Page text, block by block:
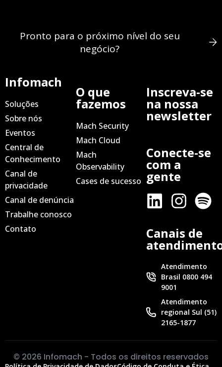
Pronto para o próximo nível do seu
negócio?
Infomach
Soluções
Sobre nós
Eventos
Central de
Conhecimento
Canal de
privacidade
Canal de denúncia
Trabalhe conosco
Contato
O que
fazemos
Mach Security
Mach Cloud
Mach
Observability
Cases de sucesso
Inscreva-se
na nossa
newsletter
Conecte-se
com a
gente
Canais de
Atendimento
Brasil 0800 494
9001
Atendimento
regional Sul (51)
2165-1877
© 2026 Infomach - Todos os direitos reservados